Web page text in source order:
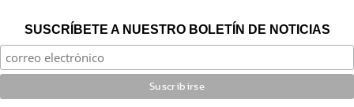
SUSCRÍBETE A NUESTRO BOLETÍN DE NOTICIAS